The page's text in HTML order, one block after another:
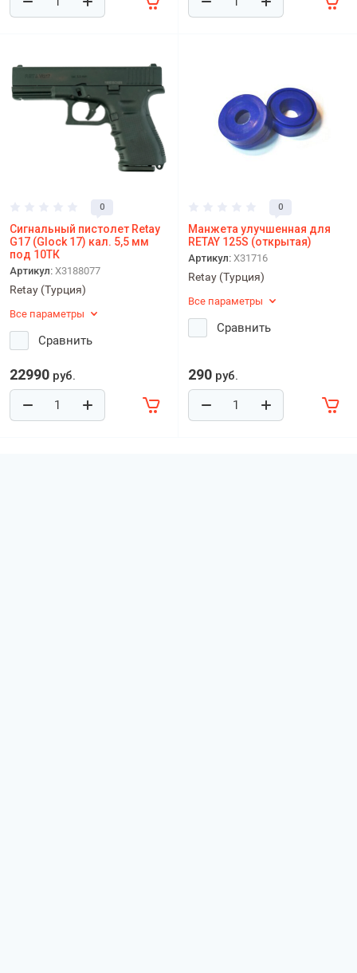
0
Сигнальный пистолет Retay
G17 (Glock 17) кал. 5,5 мм
под 10ТК
Артикул: X3188077
Retay (Турция)
Все параметры
Сравнить
22990 руб.
0
Манжета улучшенная для
RETAY 125S (открытая)
Артикул: X31716
Retay (Турция)
Все параметры
Сравнить
290 руб.